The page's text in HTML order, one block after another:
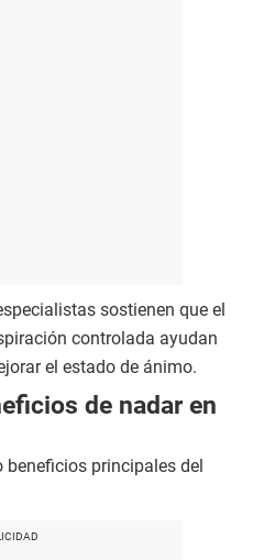
sostienen que el
controlada ayudan
el estado de ánimo.
de nadar en
beneficios principales del